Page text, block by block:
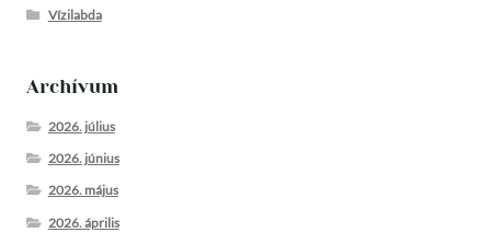
Vízilabda
Archívum
2026. július
2026. június
2026. május
2026. április